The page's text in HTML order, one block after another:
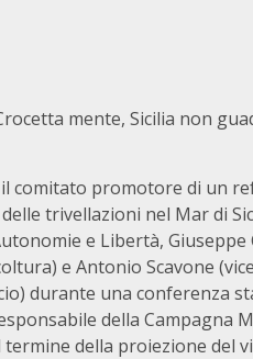
mente, Sicilia non
il comitato promotore di un
trivellazioni nel Mar di
e Libertà, Giuseppe
e Antonio Scavone
durante una conferenza
della Campagna
della proiezione del